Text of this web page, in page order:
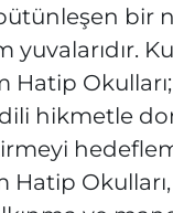
bir
yuvalarıdır.
Hatip
hikmetle
Hatip